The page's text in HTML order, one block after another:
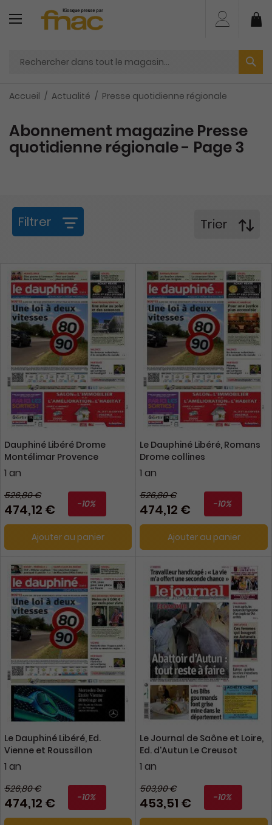
contenu
Accueil Actualité Presse quotidienne régionale
Abonnement magazine Presse
quotidienne régionale - Page 3
Filtrer Trier
Dauphiné Libéré Drome
Montélimar Provence
1 an
526,80 €
474,12 € -10%
Ajouter au panier
Le Dauphiné Libéré, Romans
Drome collines
1 an
526,80 €
474,12 € -10%
Ajouter au panier
Le Dauphiné Libéré, Ed.
Vienne et Roussillon
1 an
526,80 €
474,12 € -10%
Le Journal de Saône et Loire,
Ed. d'Autun Le Creusot
1 an
503,90 €
453,51 € -10%